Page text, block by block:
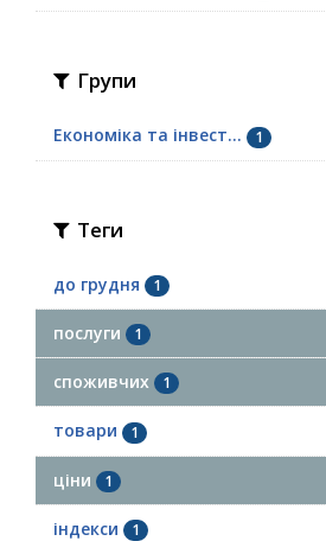
Групи
Економіка та інвест... 1
Теги
до грудня 1
послуги 1
споживчих 1
товари 1
ціни 1
індекси 1